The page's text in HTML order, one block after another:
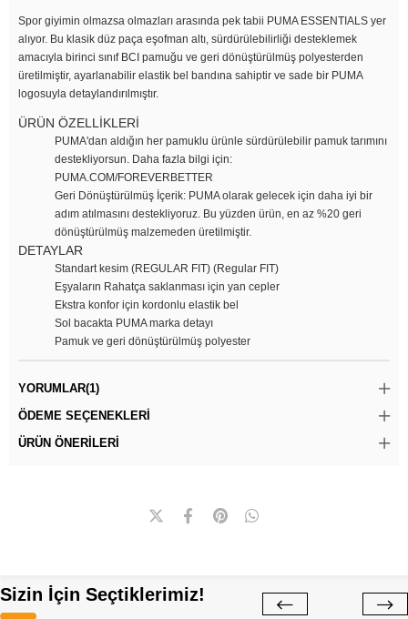
Spor giyimin olmazsa olmazları arasında pek tabii PUMA ESSENTIALS yer
alıyor. Bu klasik düz paça eşofman altı, sürdürülebilirliği desteklemek
amacıyla birinci sınıf BCI pamuğu ve geri dönüştürülmüş polyesterden
üretilmiştir, ayarlanabilir elastik bel bandına sahiptir ve sade bir PUMA
logosuyla detaylandırılmıştır.
ÜRÜN ÖZELLİKLERİ
PUMA'dan aldığın her pamuklu ürünle sürdürülebilir pamuk tarımını
destekliyorsun. Daha fazla bilgi için:
PUMA.COM/FOREVERBETTER
Geri Dönüştürülmüş İçerik: PUMA olarak gelecek için daha iyi bir
adım atılmasını destekliyoruz. Bu yüzden ürün, en az %20 geri
dönüştürülmüş malzemeden üretilmiştir.
DETAYLAR
Standart kesim (REGULAR FIT) (Regular FIT)
Eşyaların Rahatça saklanması için yan cepler
Ekstra konfor için kordonlu elastik bel
Sol bacakta PUMA marka detayı
Pamuk ve geri dönüştürülmüş polyester
YORUMLAR(1)
ÖDEME SEÇENEKLERI
ÜRÜN ÖNERILERI
Sizin İçin Seçtiklerimiz!